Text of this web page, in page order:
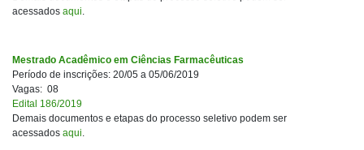
acessados aqui.
Mestrado Acadêmico em Ciências Farmacêuticas
Período de inscrições: 20/05 a 05/06/2019
Vagas: 08
Edital 186/2019
Demais documentos e etapas do processo seletivo podem ser
acessados aqui.